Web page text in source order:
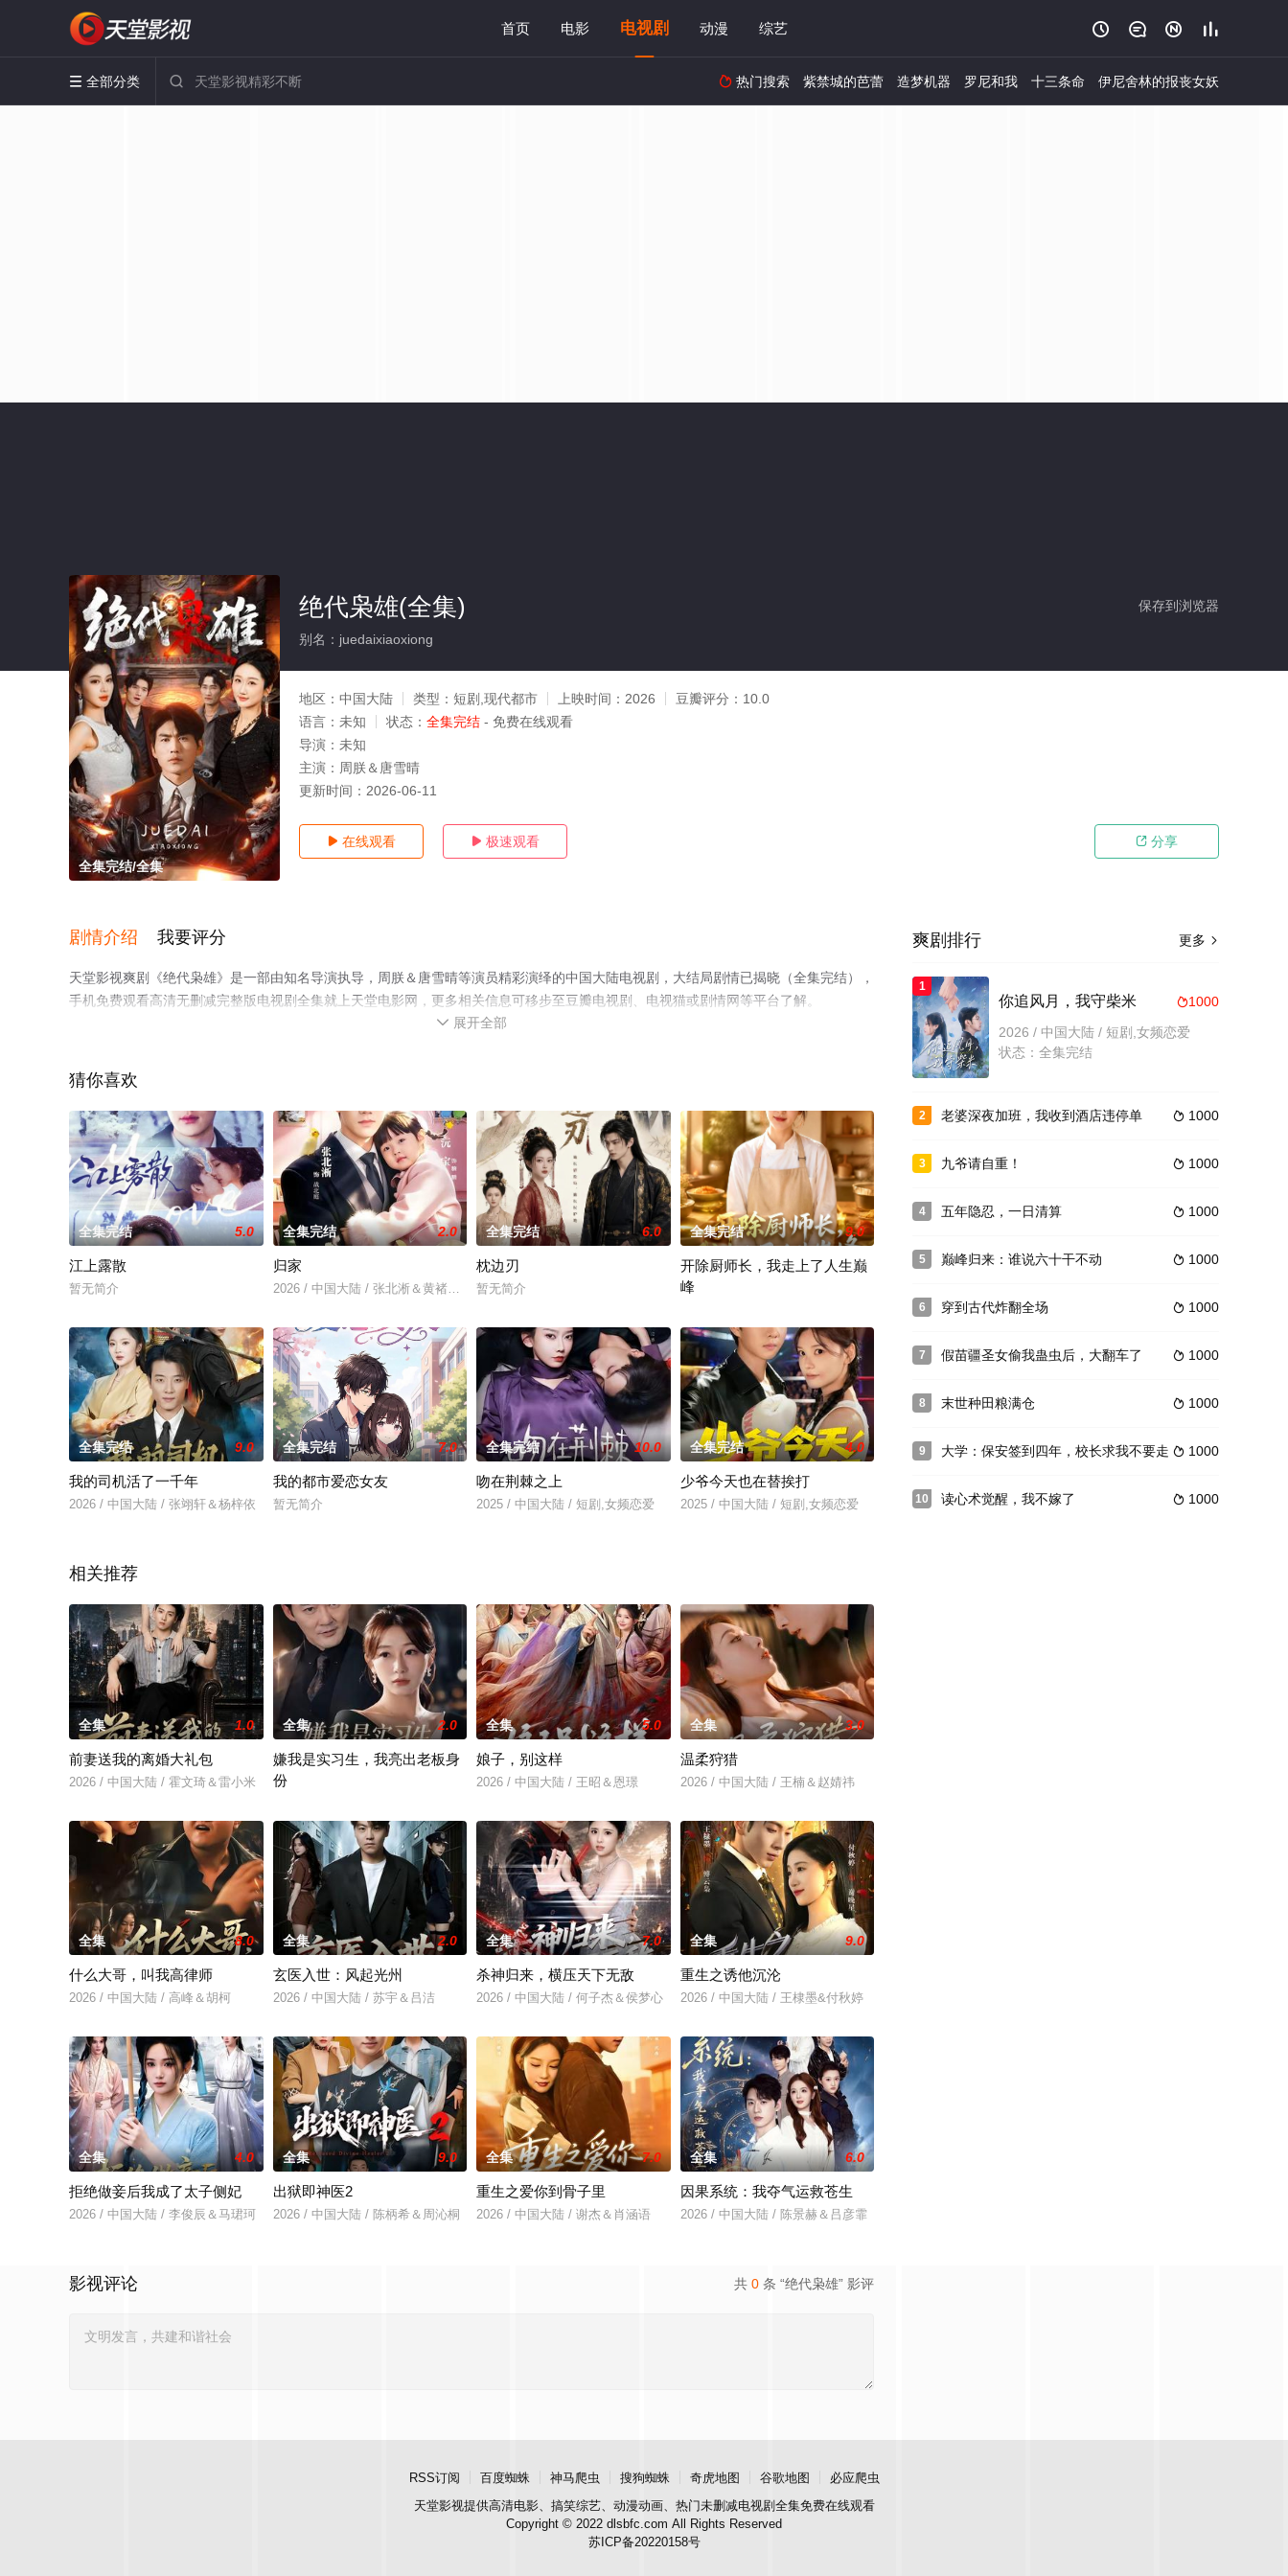
首页 电影 电视剧 动漫 综艺    
 全部分类   热门搜索 紫禁城的芭蕾 造梦机器 罗尼和我 十三条命 伊尼舍林的报丧女妖
全集完结/全集
保存到浏览器
绝代枭雄(全集)
别名：juedaixiaoxiong
地区： 中国大陆 类型： 短剧,现代都市 上映时间： 2026 豆瓣评分： 10.0
语言： 未知 状态： 全集完结 - 免费在线观看
导演： 未知
主演： 周朕＆唐雪晴
更新时间： 2026-06-11
 在线观看  极速观看  分享
剧情介绍 我要评分
天堂影视爽剧《绝代枭雄》是一部由知名导演执导，周朕＆唐雪晴等演员精彩演绎的中国大陆电视剧，大结局剧情已揭晓（全集完结），
手机免费观看高清无删减完整版电视剧全集就上天堂电影网，更多相关信息可移步至豆瓣电视剧、电视猫或剧情网等平台了解。
 展开全部
猜你喜欢
全集完结 5.0
江上露散
暂无简介
全集完结 2.0
归家
2026 / 中国大陆 / 张北淅＆黄褚幸沅
全集完结 6.0
枕边刃
暂无简介
全集完结 9.0
开除厨师长，我走上了人生巅
峰
全集完结 9.0
我的司机活了一千年
2026 / 中国大陆 / 张翊轩＆杨梓依
全集完结 7.0
我的都市爱恋女友
暂无简介
全集完结 10.0
吻在荆棘之上
2025 / 中国大陆 / 短剧,女频恋爱
全集完结 4.0
少爷今天也在替挨打
2025 / 中国大陆 / 短剧,女频恋爱
相关推荐
全集 1.0
前妻送我的离婚大礼包
2026 / 中国大陆 / 霍文琦＆雷小米
全集 2.0
嫌我是实习生，我亮出老板身
份
全集 5.0
娘子，别这样
2026 / 中国大陆 / 王昭＆恩璟
全集 3.0
温柔狩猎
2026 / 中国大陆 / 王楠＆赵婧祎
全集 8.0
什么大哥，叫我高律师
2026 / 中国大陆 / 高峰＆胡柯
全集 2.0
玄医入世：风起光州
2026 / 中国大陆 / 苏宇＆吕洁
全集 7.0
杀神归来，横压天下无敌
2026 / 中国大陆 / 何子杰＆侯梦心
全集 9.0
重生之诱他沉沦
2026 / 中国大陆 / 王棣墨&付秋婷
全集 4.0
拒绝做妾后我成了太子侧妃
2026 / 中国大陆 / 李俊辰＆马珺珂
全集 9.0
出狱即神医2
2026 / 中国大陆 / 陈柄希＆周沁桐
全集 7.0
重生之爱你到骨子里
2026 / 中国大陆 / 谢杰＆肖涵语
全集 6.0
因果系统：我夺气运救苍生
2026 / 中国大陆 / 陈景赫＆吕彦霏
共 0 条 “绝代枭雄” 影评
影视评论
更多 
爽剧排行
1
1000
你追风月，我守柴米
2026 / 中国大陆 / 短剧,女频恋爱
状态：全集完结
2  1000
老婆深夜加班，我收到酒店违停单
3  1000
九爷请自重！
4  1000
五年隐忍，一日清算
5  1000
巅峰归来：谁说六十干不动
6  1000
穿到古代炸翻全场
7  1000
假苗疆圣女偷我蛊虫后，大翻车了
8  1000
末世种田粮满仓
9  1000
大学：保安签到四年，校长求我不要走
10  1000
读心术觉醒，我不嫁了
RSS订阅 百度蜘蛛 神马爬虫 搜狗蜘蛛 奇虎地图 谷歌地图
必应爬虫
天堂影视提供高清电影、搞笑综艺、动漫动画、热门未删减电视剧全集免费在线观看
Copyright © 2022 dlsbfc.com All Rights Reserved
苏ICP备20220158号